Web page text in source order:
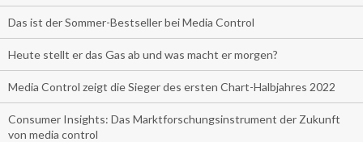
Das ist der Sommer-Bestseller bei Media Control
Heute stellt er das Gas ab und was macht er morgen?
Media Control zeigt die Sieger des ersten Chart-Halbjahres 2022
Consumer Insights: Das Marktforschungsinstrument der Zukunft
von media control